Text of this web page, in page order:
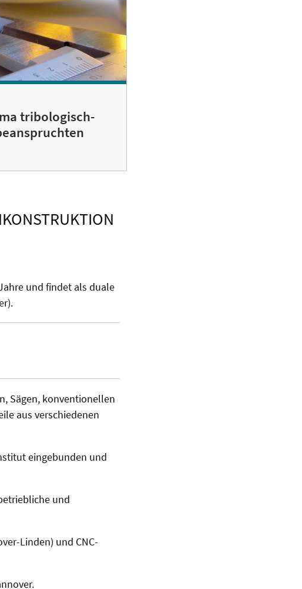
tribologisch-
und findet als duale
Sägen, konventionellen
aus verschiedenen
eingebunden und
und
Linden) und CNC-